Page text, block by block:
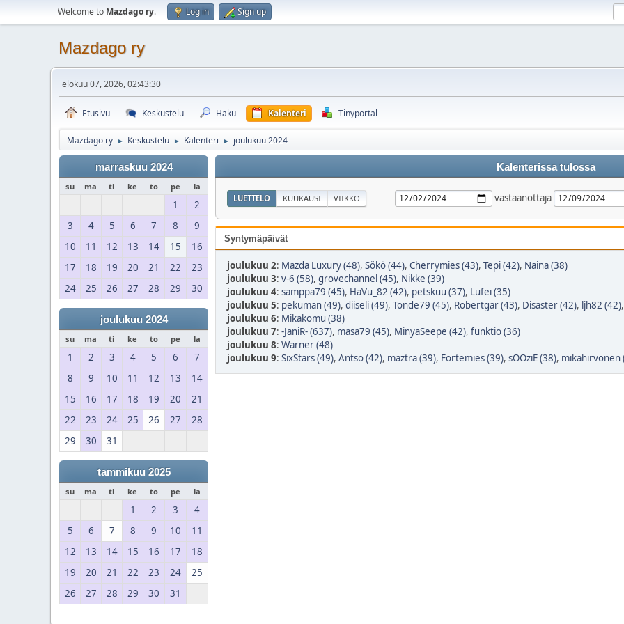
Welcome to Mazdago ry. Log in Sign up
Mazdago ry
elokuu 07, 2026, 02:43:30
Etusivu Keskustelu Haku Kalenteri Tinyportal
Mazdago ry ► Keskustelu ► Kalenteri ► joulukuu 2024
marraskuu 2024
su ma ti ke to pe la
1
2
3
4 5 6 7 8
9
10
11 12 13 14 15
16
17
18 19 20 21 22
23
24
25 26 27 28 29 30
joulukuu 2024
su ma ti ke to pe la
1 2 3 4 5 6
7
8
9 10 11 12 13
14
15
16 17 18 19 20
21
22
23 24 25 26 27
28
29
30 31
tammikuu 2025
su ma ti ke to pe la
1 2 3
4
5
6 7 8 9 10
11
12
13 14 15 16 17
18
19
20 21 22 23 24
25
26
27 28 29 30 31
Kalenterissa tulossa
LUETTELO KUUKAUSI VIIKKO vastaanottaja
Syntymäpäivät
joulukuu 2: Mazda Luxury (48), Sökö (44), Cherrymies (43), Tepi (42), Naina (38)
joulukuu 3: v-6 (58), grovechannel (45), Nikke (39)
joulukuu 4: samppa79 (45), HaVu_82 (42), petskuu (37), Lufei (35)
joulukuu 5: pekuman (49), diiseli (49), Tonde79 (45), Robertgar (43), Disaster (42), ljh82 (42),
joulukuu 6: Mikakomu (38)
joulukuu 7: -JaniR- (637), masa79 (45), MinyaSeepe (42), funktio (36)
joulukuu 8: Warner (48)
joulukuu 9: SixStars (49), Antso (42), maztra (39), Fortemies (39), sOOziE (38), mikahirvonen